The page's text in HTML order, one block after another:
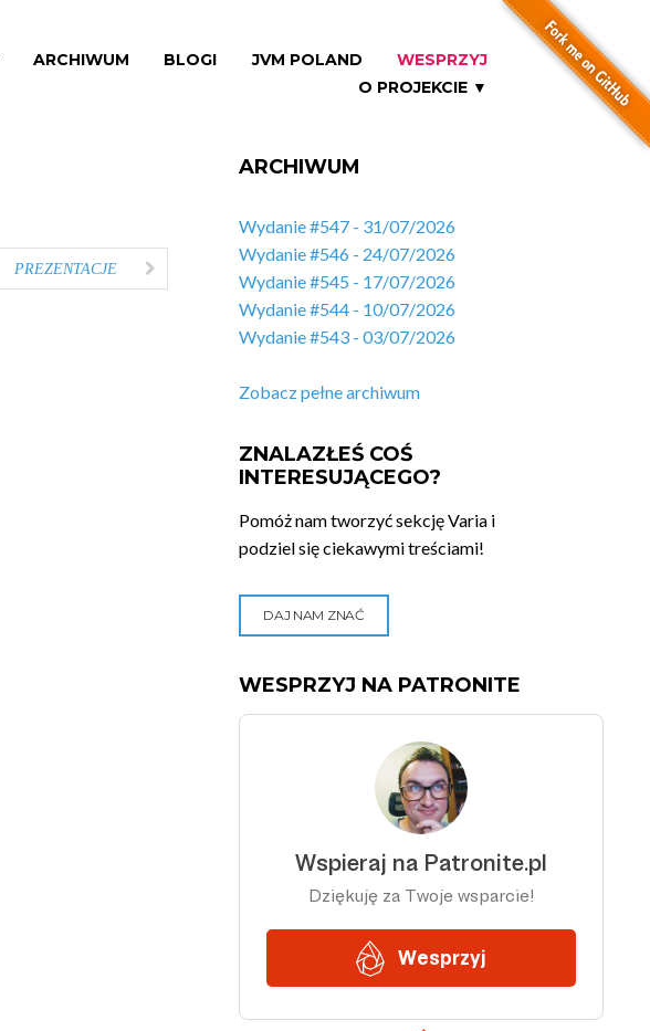
ARCHIWUM BLOGI JVM POLAND
WESPRZYJ
O PROJEKCIE ▼
PREZENTACJE
ARCHIWUM
Wydanie #547 - 31/07/2026
Wydanie #546 - 24/07/2026
Wydanie #545 - 17/07/2026
Wydanie #544 - 10/07/2026
Wydanie #543 - 03/07/2026
Zobacz pełne archiwum
ZNALAZŁEŚ COŚ
INTERESUJĄCEGO?
Pomóż nam tworzyć sekcję Varia i
podziel się ciekawymi treściami!
DAJ NAM ZNAĆ
WESPRZYJ NA PATRONITE